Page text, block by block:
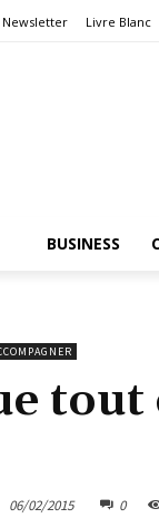
Newsletter Livre Blanc
BUSINESS
06/02/2015 0